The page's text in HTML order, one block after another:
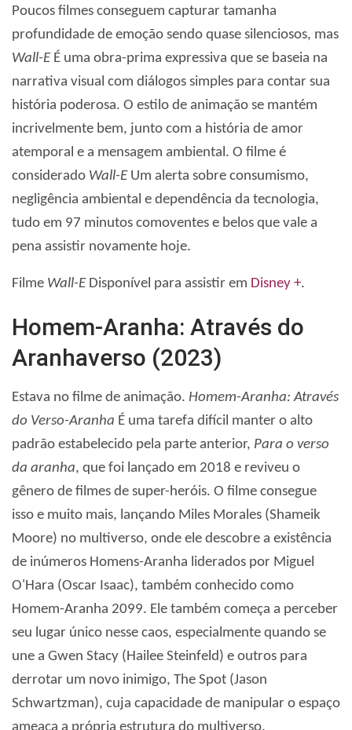
Poucos filmes conseguem capturar tamanha
profundidade de emoção sendo quase silenciosos, mas
Wall-E É uma obra-prima expressiva que se baseia na
narrativa visual com diálogos simples para contar sua
história poderosa. O estilo de animação se mantém
incrivelmente bem, junto com a história de amor
atemporal e a mensagem ambiental. O filme é
considerado Wall-E Um alerta sobre consumismo,
negligência ambiental e dependência da tecnologia,
tudo em 97 minutos comoventes e belos que vale a
pena assistir novamente hoje.
Filme Wall-E Disponível para assistir em Disney +.
Homem-Aranha: Através do
Aranhaverso (2023)
Estava no filme de animação. Homem-Aranha: Através
do Verso-Aranha É uma tarefa difícil manter o alto
padrão estabelecido pela parte anterior, Para o verso
da aranha, que foi lançado em 2018 e reviveu o
gênero de filmes de super-heróis. O filme consegue
isso e muito mais, lançando Miles Morales (Shameik
Moore) no multiverso, onde ele descobre a existência
de inúmeros Homens-Aranha liderados por Miguel
O'Hara (Oscar Isaac), também conhecido como
Homem-Aranha 2099. Ele também começa a perceber
seu lugar único nesse caos, especialmente quando se
une a Gwen Stacy (Hailee Steinfeld) e outros para
derrotar um novo inimigo, The Spot (Jason
Schwartzman), cuja capacidade de manipular o espaço